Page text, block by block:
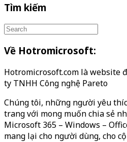
Tìm kiếm
Về Hotromicrosoft:
Hotromicrosoft.com là website
ty TNHH Công nghệ Pareto
Chúng tôi, những người yêu
trang với mong muốn chia sẻ
Microsoft 365 – Windows –
mang lại cho người dùng, cho